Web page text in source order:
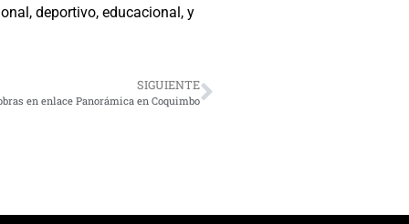
deportivo, educacional, y
SIGUIENTE
en enlace Panorámica en Coquimbo